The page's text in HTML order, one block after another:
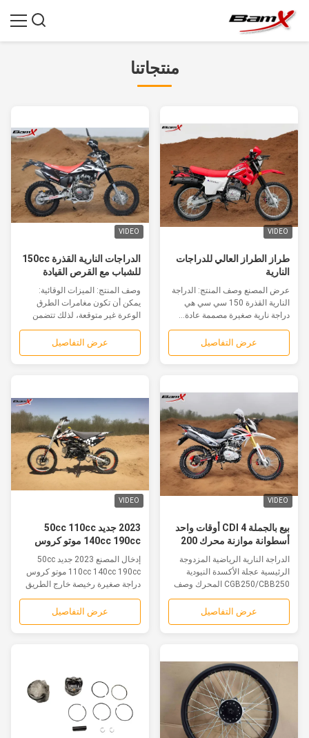
منتجاتنا
VIDEO
طراز الطراز العالي للدراجات
النارية
عرض المصنع وصف المنتج: الدراجة
النارية القذرة 150 سي سي هي
دراجة نارية صغيرة مصممة عادة...
عرض التفاصيل
VIDEO
الدراجات النارية القذرة 150cc
للشباب مع القرص القيادة
السلسلة / الفرامل الطبول
أدوات قياس السرعة الأساسية
وصف المنتج: الميزات الوقائية:
يمكن أن تكون مغامرات الطرق
الوعرة غير متوقعة، لذلك تتضمن
هذه...
عرض التفاصيل
VIDEO
بيع بالجملة CDI 4 أوقات واحد
أسطوانة موازنة محرك 200
سي سي البنزين الدراجات
النارية الرياضية السريعة
للبالغين
الدراجة النارية الرياضية المزدوجة
الرئيسية عجلة الأكسدة النيودية
CGB250/CBB250 المحرك وصف
المنتج:...
عرض التفاصيل
VIDEO
2023 جديد 50cc 110cc
140cc 190cc موتو كروس
دراجة صغيرة رخيصة على
Sroke دراجة نارية للبالغين
إدخال المصنع 2023 جديد 50cc
110cc 140cc 190cc موتو كروس
دراجة صغيرة رخيصة خارج الطريق
دراجة قذرة...
عرض التفاصيل